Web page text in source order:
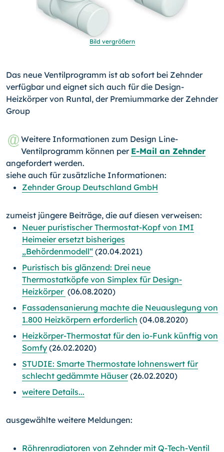
Bild vergrößern
Das neue Ventilprogramm ist ab sofort bei Zehnder
verfügbar und eignet sich auch für die Design-
Heizkörper von Runtal, der Premiummarke der Zehnder
Group
Weitere Informationen zum Design Line-
Ventilprogramm können per E-Mail an Zehnder
angefordert werden.
siehe auch für zusätzliche Informationen:
Zehnder Group Deutschland GmbH
zumeist jüngere Beiträge, die auf diesen verweisen:
Neuer puristischer Thermostat-Kopf von IMI
Heimeier ersetzt bisheriges
„Behördenmodell“ (20.04.2021)
Puristisch bis glänzend: Drei neue
Thermostatköpfe von Simplex für Design-
Heizkörper (06.08.2020)
Fassadensanierung machte die Neuauslegung von
1.800 Heizkörpern erforderlich (04.08.2020)
Heizkörper-Thermostat für den io-Funk künftig von
Somfy (26.02.2020)
STUDIE: Smarte Thermostate lohnenswert für
schlecht gedämmte Häuser(26.02.2020)
weitere Details...
ausgewählte weitere Meldungen:
Röhrenradiatoren von Zehnder mit Q-Tech-Ventil